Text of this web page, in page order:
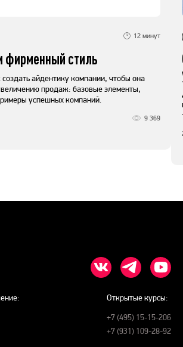
12 минут
фирменный стиль
айдентику компании, чтобы она
продаж: базовые элементы,
успешных компаний.
9 369
Открытые курсы:
+7 (495) 15-15-206
+7 (931) 109-28-92